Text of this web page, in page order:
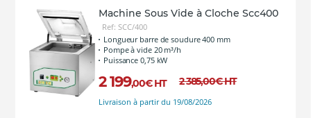
Machine Sous Vide à Cloche Scc400
Ref: SCC/400
Longueur barre de soudure 400 mm
Pompe à vide 20 m³/h
Puissance 0,75 kW
2 199,00€ HT 2 385,00€HT
Livraison à partir du 19/08/2026